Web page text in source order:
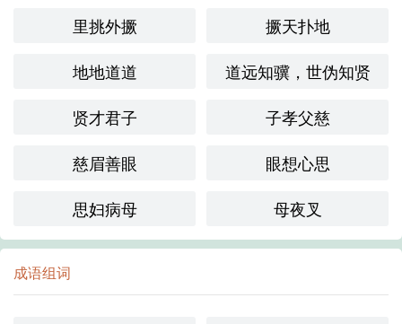
里挑外撅
撅天扑地
地地道道
道远知骥，世伪知贤
贤才君子
子孝父慈
慈眉善眼
眼想心思
思妇病母
母夜叉
成语组词